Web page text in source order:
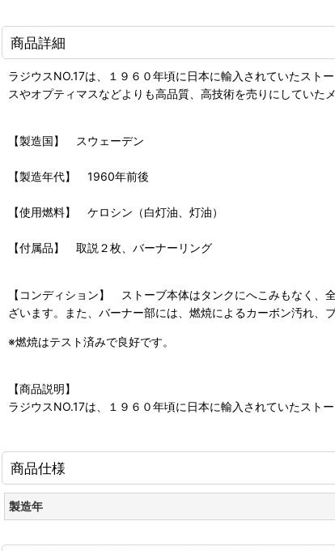
商品詳細
ラジウスNO.17は、１９６０年頃に日本に輸入されていたスト
スやオプティマスなどよりも高品質、高技術を売りにしていた
【製造国】 スウェーデン
【製造年代】 1960年前後
【使用燃料】 ケロシン（白灯油、灯油）
【付属品】 取説２枚、バーナーリング
【コンディション】 ストーブ本体はタンクにへこみもなく、
ざいます。また、バーナー部には、燃焼によるカーボン汚れ、
※燃焼はテスト済みで良好です。
【商品説明】
ラジウスNO.17は、１９６０年頃に日本に輸入されていたスト
商品仕様
製造年